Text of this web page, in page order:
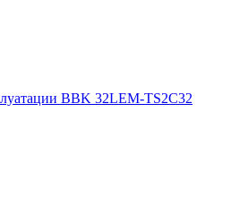
BBK 32LEM-TS2C32